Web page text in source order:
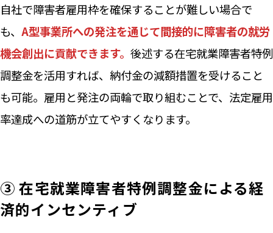
自社で障害者雇用枠を確保することが難しい場合で
も、 A型事業所への発注を通じて間接的に障害者の就労
機会創出に貢献できます。 後述する在宅就業障害者特例
調整金を活用すれば、納付金の減額措置を受けること
も可能。雇用と発注の両輪で取り組むことで、法定雇用
率達成への道筋が立てやすくなります。
③ 在宅就業障害者特例調整金による経
済的インセンティブ